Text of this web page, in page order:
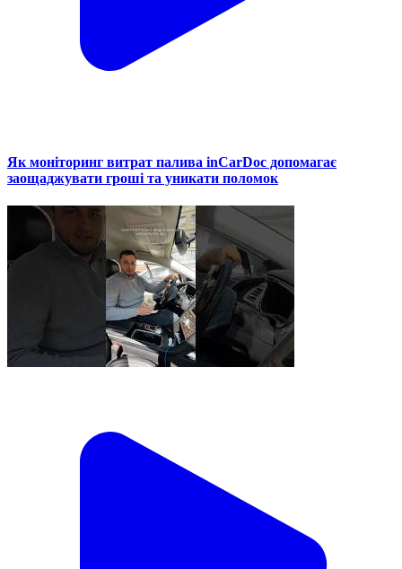
Як моніторинг витрат палива inCarDoc допомагає
заощаджувати гроші та уникати поломок